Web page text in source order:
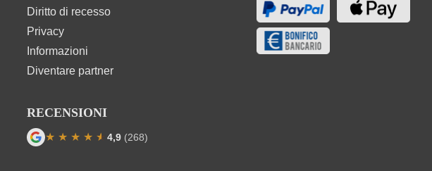
Diritto di recesso
Privacy
Informazioni
Diventare partner
RECENSIONI
★ ★ ★ ★ ★
★ 4,9 (268)